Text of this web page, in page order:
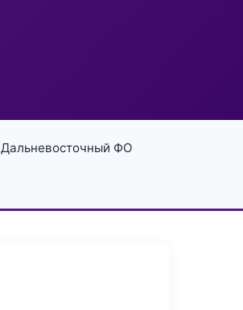
Дальневосточный ФО